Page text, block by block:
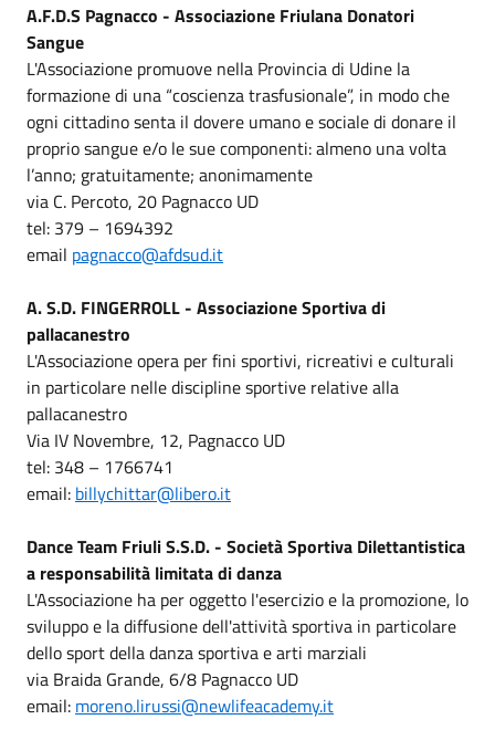
A.F.D.S Pagnacco - Associazione Friulana Donatori
Sangue
L'Associazione promuove nella Provincia di Udine la
formazione di una “coscienza trasfusionale”, in modo che
ogni cittadino senta il dovere umano e sociale di donare il
proprio sangue e/o le sue componenti: almeno una volta
l’anno; gratuitamente; anonimamente
via C. Percoto, 20 Pagnacco UD
tel: 379 – 1694392
email pagnacco@afdsud.it
A. S.D. FINGERROLL - Associazione Sportiva di
pallacanestro
L'Associazione opera per fini sportivi, ricreativi e culturali
in particolare nelle discipline sportive relative alla
pallacanestro
Via IV Novembre, 12, Pagnacco UD
tel: 348 – 1766741
email: billychittar@libero.it
Dance Team Friuli S.S.D. - Società Sportiva Dilettantistica
a responsabilità limitata di danza
L'Associazione ha per oggetto l'esercizio e la promozione, lo
sviluppo e la diffusione dell'attività sportiva in particolare
dello sport della danza sportiva e arti marziali
via Braida Grande, 6/8 Pagnacco UD
email: moreno.lirussi@newlifeacademy.it